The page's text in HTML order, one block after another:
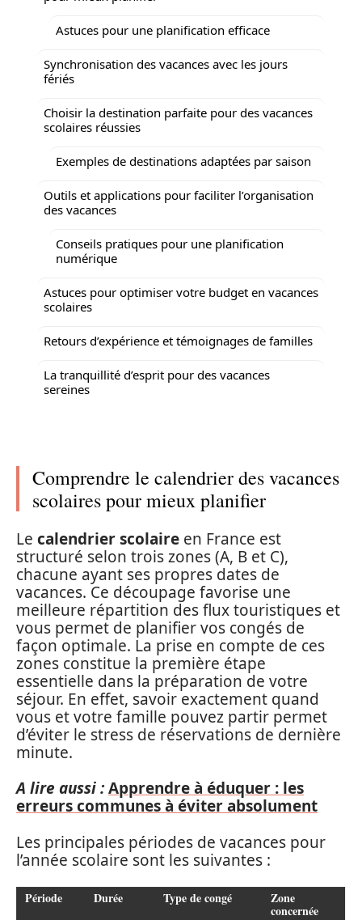
Astuces pour une planification efficace
Synchronisation des vacances avec les jours
fériés
Choisir la destination parfaite pour des vacances
scolaires réussies
Exemples de destinations adaptées par saison
Outils et applications pour faciliter l’organisation
des vacances
Conseils pratiques pour une planification
numérique
Astuces pour optimiser votre budget en vacances
scolaires
Retours d’expérience et témoignages de familles
La tranquillité d’esprit pour des vacances
sereines
Comprendre le calendrier des vacances
scolaires pour mieux planifier
Le calendrier scolaire en France est
structuré selon trois zones (A, B et C),
chacune ayant ses propres dates de
vacances. Ce découpage favorise une
meilleure répartition des flux touristiques et
vous permet de planifier vos congés de
façon optimale. La prise en compte de ces
zones constitue la première étape
essentielle dans la préparation de votre
séjour. En effet, savoir exactement quand
vous et votre famille pouvez partir permet
d’éviter le stress de réservations de dernière
minute.
A lire aussi :Apprendre à éduquer : les
erreurs communes à éviter absolument
Les principales périodes de vacances pour
l’année scolaire sont les suivantes :
Période Durée Type de congé Zone
concernée